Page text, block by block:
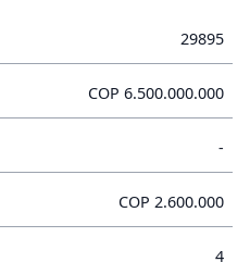
29895
COP 6.500.000.000
-
COP 2.600.000
4